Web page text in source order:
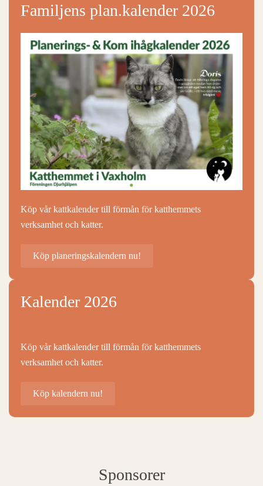
Familjens plan.kalender 2026
Köp vår kattkalender till förmån för katthemmets
verksamhet och katter.
Köp planeringskalendern nu!
Kalender 2026
Köp vår kattkalender till förmån för katthemmets
verksamhet och katter.
Köp kalendern nu!
Sponsorer